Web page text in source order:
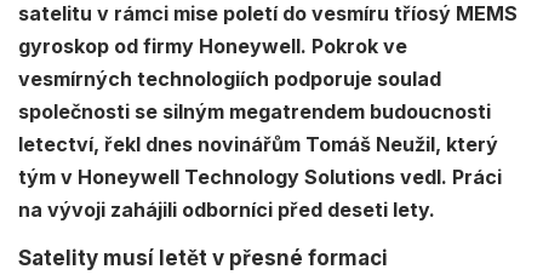
satelitu v rámci mise poletí do vesmíru tříosý MEMS
gyroskop od firmy Honeywell. Pokrok ve
vesmírných technologiích podporuje soulad
společnosti se silným megatrendem budoucnosti
letectví, řekl dnes novinářům Tomáš Neužil, který
tým v Honeywell Technology Solutions vedl. Práci
na vývoji zahájili odborníci před deseti lety.
Satelity musí letět v přesné formaci